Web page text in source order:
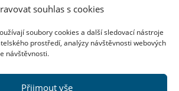
souhlas s cookies
soubory cookies a další sledovací nástroje
prostředí, analýzy návštěvnosti webových
návštěvnosti.
Přijmout vše
Filozofická fakulta
Jana Palacha 1/2
116 38 Praha 1
DIČ: CZ00216208